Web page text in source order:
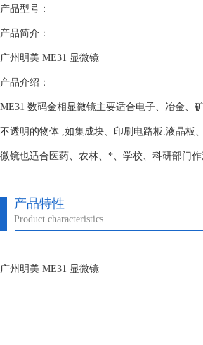
产品型号：
产品简介：
广州明美 ME31 显微镜
产品介绍：
ME31 数码金相显微镜主要适合电子、冶金、
不透明的物体 ,如集成块、印刷电路板.液晶板
微镜也适合医药、农林、*、学校、科研部门作
产品特性
Product characteristics
广州明美 ME31 显微镜